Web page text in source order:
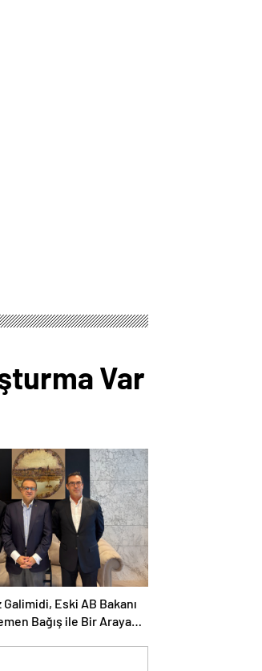
Var
Eski AB Bakanı
Bağış ile Bir Araya